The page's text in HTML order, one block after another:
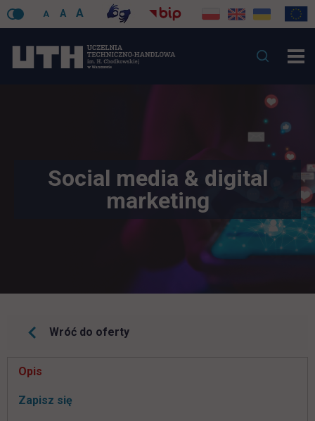
A A A
Social media & digital
marketing
Wróć do oferty
Pomiń
nawigacje
Opis
Zapisz się